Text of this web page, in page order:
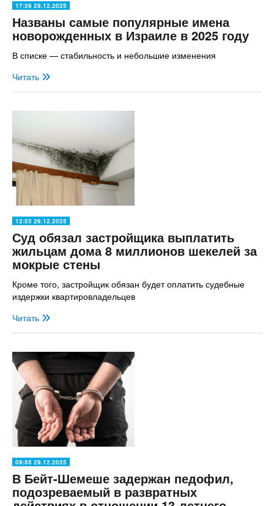
17:39 29.12.2025
Названы самые популярные имена
новорожденных в Израиле в 2025 году
В списке — стабильность и небольшие изменения
Читать
12:53 29.12.2025
Суд обязал застройщика выплатить
жильцам дома 8 миллионов шекелей за
мокрые стены
Кроме того, застройщик обязан будет оплатить судебные
издержки квартировладельцев
Читать
09:55 29.12.2025
В Бейт-Шемеше задержан педофил,
подозреваемый в развратных